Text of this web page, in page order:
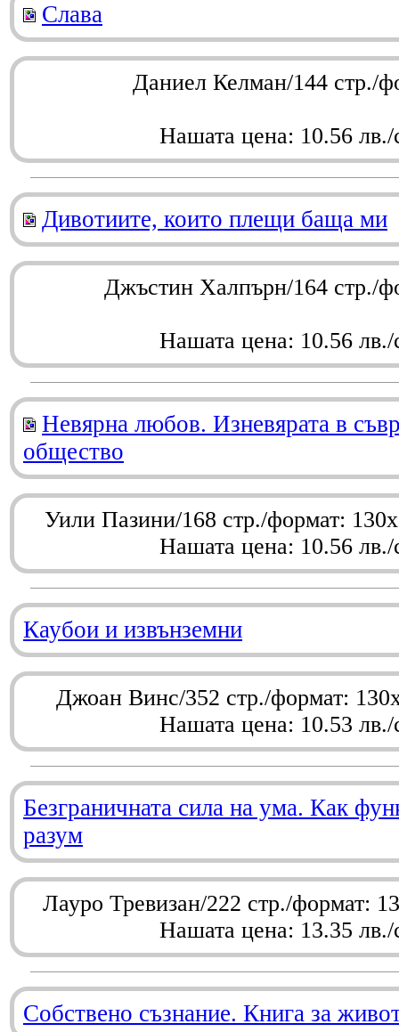
Слава
Даниел Келман/144 стр./
Нашата цена: 10.56 лв./
Дивотиите, които плещи баща ми
Джъстин Халпърн/164 стр./
Нашата цена: 10.56 лв./
Невярна любов. Изневярата в
общество
Уили Пазини/168 стр./формат:
Нашата цена: 10.56 лв./
Каубои и извънземни
Джоан Винс/352 стр./формат:
Нашата цена: 10.53 лв./
Безграничната сила на ума. Как
разум
Лауро Тревизан/222 стр./формат:
Нашата цена: 13.35 лв./
Собствено съзнание. Книга за